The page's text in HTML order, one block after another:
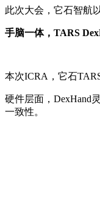
此次大会，它石智航
手脑一体，TARS
本次ICRA，它石
硬件层面，DexHand
一致性。